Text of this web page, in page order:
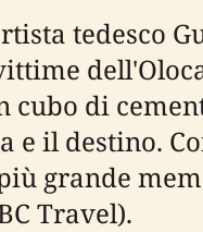
tedesco
cubo di
e il destino.
grande
Travel).